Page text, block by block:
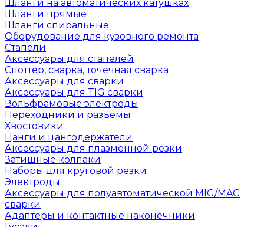
Шланги на автоматических катушках
Шланги прямые
Шланги спиральные
Оборудование для кузовного ремонта
Стапели
Аксессуары для стапелей
Споттер, сварка, точечная сварка
Аксессуары для сварки
Аксессуары для TIG сварки
Вольфрамовые электроды
Переходники и разъемы
Хвостовики
Цанги и цангодержатели
Аксессуары для плазменной резки
Затишные колпаки
Наборы для круговой резки
Электроды
Аксессуары для полуавтоматической MIG/MAG
сварки
Адаптеры и контактные наконечники